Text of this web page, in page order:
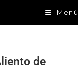
Menú
de